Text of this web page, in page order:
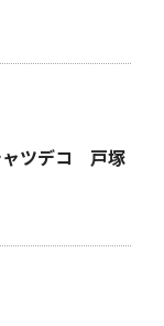
ャツデコ 戸塚